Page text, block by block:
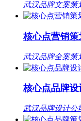
武汉品牌文案策
核心点营销
武汉品牌全案策
核心点品牌
武汉品牌设计公